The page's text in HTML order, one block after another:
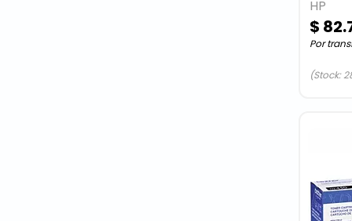
HP
$
Por
(Stock: